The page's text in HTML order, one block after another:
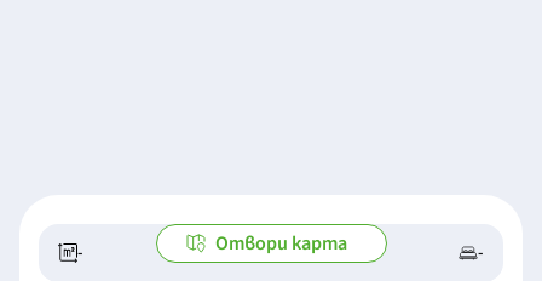
- -/- -
Отвори карта